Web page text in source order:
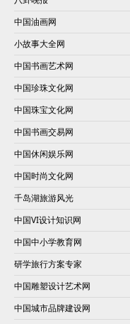
中国油画网
小故事大全网
中国书画艺术网
中国珍珠文化网
中国珠宝文化网
中国书画交易网
中国休闲娱乐网
中国时尚文化网
千岛湖旅游风光
中国VI设计知识网
中国中小学教育网
研学旅行方案专家
中国雕塑设计艺术网
中国城市品牌建设网